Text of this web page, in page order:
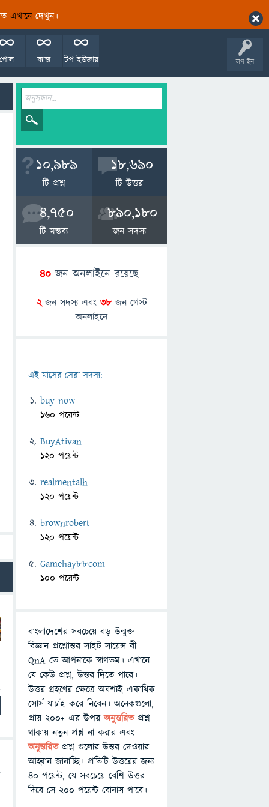
এখানেদেখুন।
লগ ইন
টপ ইউজার
ব্যাজ
পোল
10,989
টি প্রশ্ন
18,690
টি উত্তর
4,750
টি মন্তব্য
890,180
জন সদস্য
40 জন অনলাইনে রয়েছে
2জন সদস্য এবং 38জন গেস্ট
অনলাইনে
এই মাসের সেরা সদস্য:
buy now
160 পয়েন্ট
BuyAtivan
120 পয়েন্ট
realmentalh
120 পয়েন্ট
brownrobert
120 পয়েন্ট
Gamehay88com
100 পয়েন্ট
বাংলাদেশের সবচেয়ে বড় উন্মুক্ত
বিজ্ঞান প্রশ্নোত্তর সাইট সায়েন্স বী
QnA তে আপনাকে স্বাগতম। এখানে
যে কেউ প্রশ্ন, উত্তর দিতে পারে।
উত্তর গ্রহণের ক্ষেত্রে অবশ্যই একাধিক
সোর্স যাচাই করে নিবেন। অনেকগুলো,
প্রায় ২০০+ এর উপরঅনুত্তরিতপ্রশ্ন
থাকায় নতুন প্রশ্ন না করার এবং
অনুত্তরিত প্রশ্ন গুলোর উত্তর দেওয়ার
আহ্বান জানাচ্ছি। প্রতিটি উত্তরের জন্য
৪০ পয়েন্ট, যে সবচেয়ে বেশি উত্তর
দিবে সে ২০০ পয়েন্ট বোনাস পাবে।